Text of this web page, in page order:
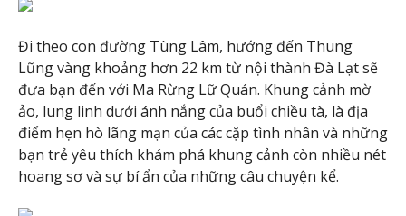
Đi theo con đường Tùng Lâm, hướng đến Thung
Lũng vàng khoảng hơn 22 km từ nội thành Đà Lạt sẽ
đưa bạn đến với Ma Rừng Lữ Quán. Khung cảnh mờ
ảo, lung linh dưới ánh nắng của buổi chiều tà, là địa
điểm hẹn hò lãng mạn của các cặp tình nhân và những
bạn trẻ yêu thích khám phá khung cảnh còn nhiều nét
hoang sơ và sự bí ẩn của những câu chuyện kể.